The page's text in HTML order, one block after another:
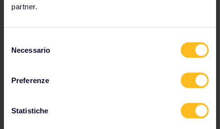
partner.
delNecessario
Preferenze
Statistiche
Viaggio da Genova a Santa Margherita Ligure – Portofino in